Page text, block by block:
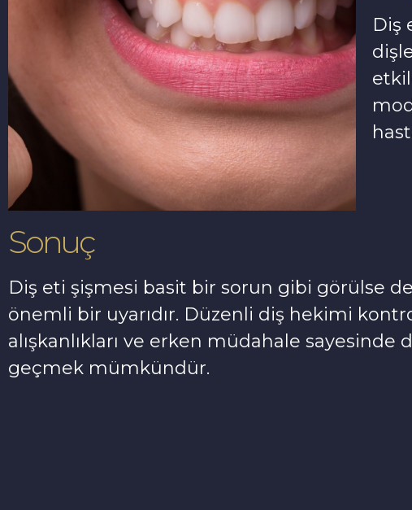
Diş
Sonuç
Diş eti şişmesi basit bir sorun gibi görülse
önemli bir uyarıdır. Düzenli diş hekimi
alışkanlıkları ve erken müdahale
geçmek mümkündür.